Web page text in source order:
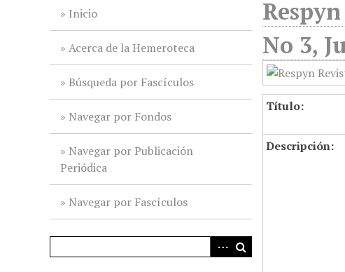
Inicio
Acerca de la Hemeroteca
Búsqueda por Fascículos
Navegar por Fondos
Navegar por Publicación
Periódica
Navegar por Fascículos
No 3,
Título:
Descripción: